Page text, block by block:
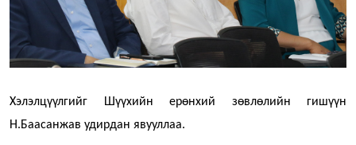
Хэлэлцүүлгийг Шүүхийн ерөнхий зөвлөлийн гишүүн
Н.Баасанжав удирдан явууллаа.